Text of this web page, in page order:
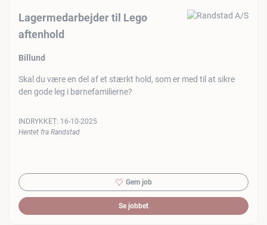
Lagermedarbejder til Lego
aftenhold
Billund
Skal du være en del af et stærkt hold, som er med til at sikre
den gode leg i børnefamilierne?
INDRYKKET: 16-10-2025
Hentet fra Randstad
Gem job
Se jobbet